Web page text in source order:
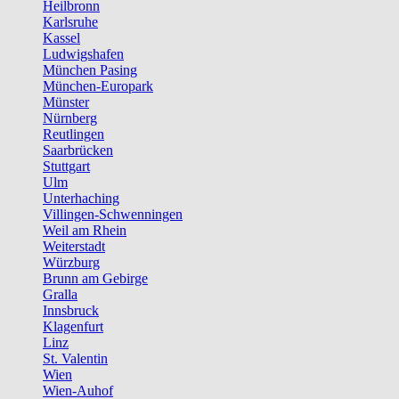
Heilbronn
Karlsruhe
Kassel
Ludwigshafen
München Pasing
München-Europark
Münster
Nürnberg
Reutlingen
Saarbrücken
Stuttgart
Ulm
Unterhaching
Villingen-Schwenningen
Weil am Rhein
Weiterstadt
Würzburg
Brunn am Gebirge
Gralla
Innsbruck
Klagenfurt
Linz
St. Valentin
Wien
Wien-Auhof